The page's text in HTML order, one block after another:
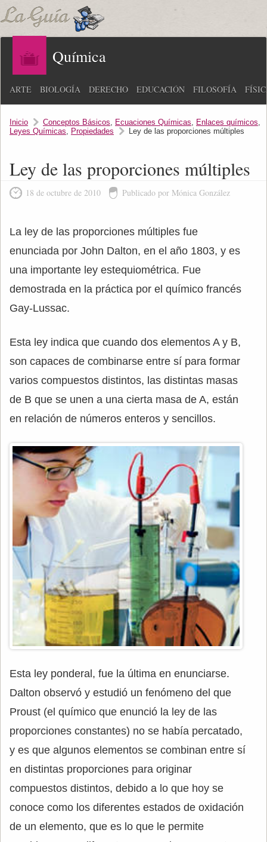
Química
ARTE BIOLOGÍA DERECHO EDUCACIÓN FILOSOFÍA
Inicio Conceptos Básicos, Ecuaciones Químicas, Enlaces químicos,
Leyes Químicas, Propiedades Ley de las proporciones múltiples
Ley de las proporciones múltiples
18 de octubre de 2010 Publicado por Mónica González
La ley de las proporciones múltiples fue
enunciada por John Dalton, en el año 1803, y es
una importante ley estequiométrica. Fue
demostrada en la práctica por el químico francés
Gay-Lussac.
Esta ley indica que cuando dos elementos A y B,
son capaces de combinarse entre sí para formar
varios compuestos distintos, las distintas masas
de B que se unen a una cierta masa de A, están
en relación de números enteros y sencillos.
Esta ley ponderal, fue la última en enunciarse.
Dalton observó y estudió un fenómeno del que
Proust (el químico que enunció la ley de las
proporciones constantes) no se había percatado,
y es que algunos elementos se combinan entre sí
en distintas proporciones para originar
compuestos distintos, debido a lo que hoy se
conoce como los diferentes estados de oxidación
de un elemento, que es lo que le permite